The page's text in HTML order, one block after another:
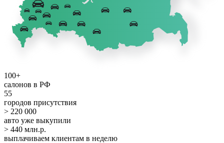
100+
салонов в РФ
55
городов присутствия
> 220 000
авто уже выкупили
> 440 млн.р.
выплачиваем клиентам в неделю